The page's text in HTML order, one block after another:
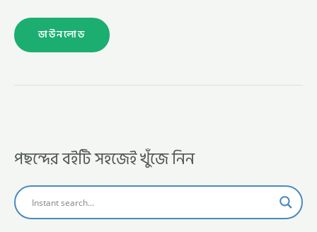
ডাউনলোড
পছন্দের বইটি সহজেই খুঁজে নিন